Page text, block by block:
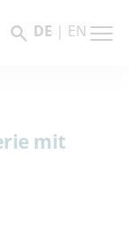
DE | EN
mit